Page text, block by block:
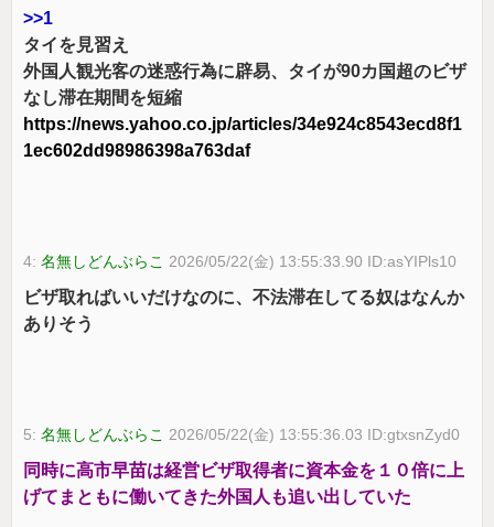
>>1
タイを見習え
外国人観光客の迷惑行為に辟易、タイが90カ国超のビザ
なし滞在期間を短縮
https://news.yahoo.co.jp/articles/34e924c8543ecd8f1
1ec602dd98986398a763daf
4:名無しどんぶらこ 2026/05/22(金) 13:55:33.90 ID:asYIPls10
ビザ取ればいいだけなのに、不法滞在してる奴はなんか
ありそう
5:名無しどんぶらこ 2026/05/22(金) 13:55:36.03 ID:gtxsnZyd0
同時に高市早苗は経営ビザ取得者に資本金を１０倍に上
げてまともに働いてきた外国人も追い出していた